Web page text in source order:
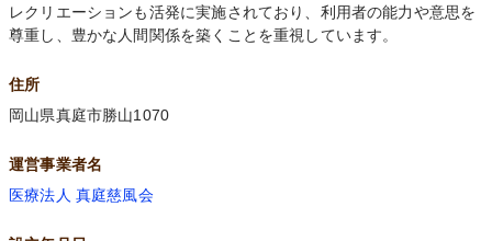
レクリエーションも活発に実施されており、利用者の能力や意思を
尊重し、豊かな人間関係を築くことを重視しています。
住所
岡山県真庭市勝山1070
運営事業者名
医療法人 真庭慈風会